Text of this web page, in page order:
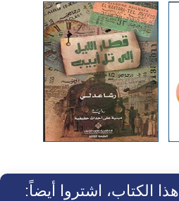
الكتاب، اشتروا أيضاً: